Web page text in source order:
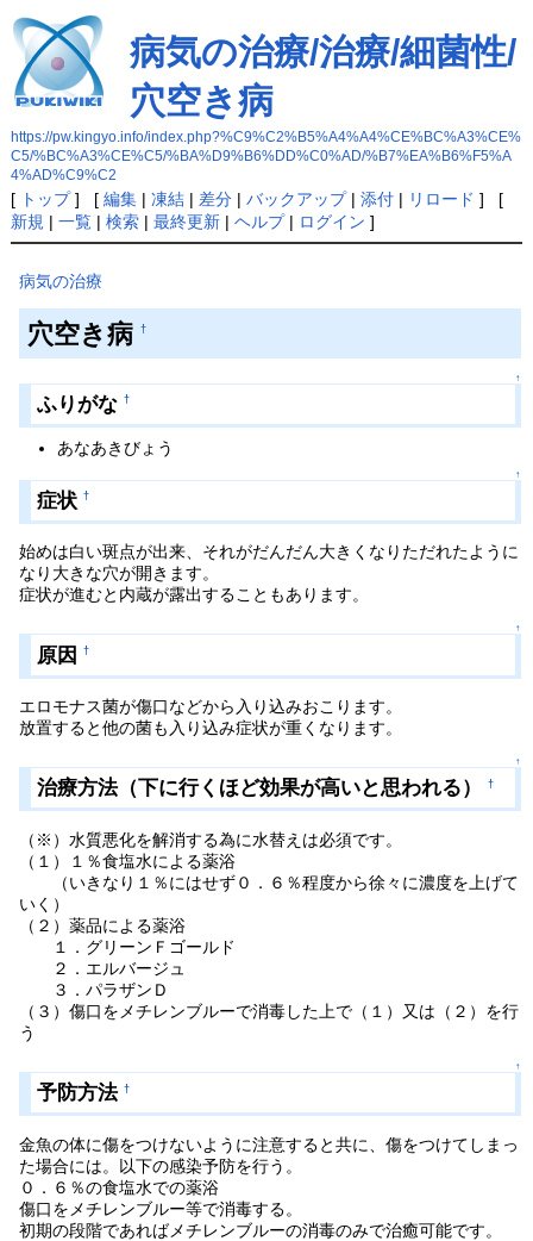
病気の治療/治療/細菌性/
穴空き病
https://pw.kingyo.info/index.php?%C9%C2%B5%A4%A4%CE%BC%A3%CE%
C5/%BC%A3%CE%C5/%BA%D9%B6%DD%C0%AD/%B7%EA%B6%F5%A
4%AD%C9%C2
[ トップ] [ 編集| 凍結| 差分| バックアップ| 添付| リロード ] [
新規 | 一覧| 検索| 最終更新| ヘルプ| ログイン ]
病気の治療
穴空き病 †
↑
ふりがな†
あなあきびょう
↑
症状†
始めは白い斑点が出来、それがだんだん大きくなりただれたように
なり大きな穴が開きます。
症状が進むと内蔵が露出することもあります。
↑
原因†
エロモナス菌が傷口などから入り込みおこります。
放置すると他の菌も入り込み症状が重くなります。
↑
治療方法（下に行くほど効果が高いと思われる）†
（※）水質悪化を解消する為に水替えは必須です。
（１）１％食塩水による薬浴
（いきなり１％にはせず０．６％程度から徐々に濃度を上げて
いく）
（２）薬品による薬浴
１．グリーンＦゴールド
２．エルバージュ
３．パラザンＤ
（３）傷口をメチレンブルーで消毒した上で（１）又は（２）を行
う
↑
予防方法†
金魚の体に傷をつけないように注意すると共に、傷をつけてしまっ
た場合には。以下の感染予防を行う。
０．６％の食塩水での薬浴
傷口をメチレンブルー等で消毒する。
初期の段階であればメチレンブルーの消毒のみで治癒可能です。